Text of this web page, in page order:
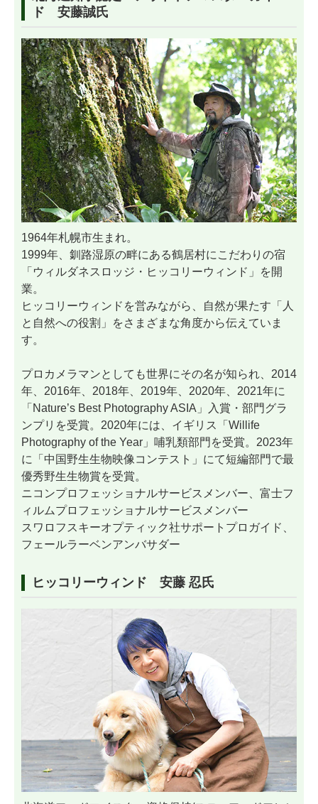
ド 安藤誠氏
1964年札幌市生まれ。
1999年、釧路湿原の畔にある鶴居村にこだわりの宿
「ウィルダネスロッジ・ヒッコリーウィンド」を開
業。
ヒッコリーウィンドを営みながら、自然が果たす「人
と自然への役割」をさまざまな角度から伝えていま
す。
プロカメラマンとしても世界にその名が知られ、2014
年、2016年、2018年、2019年、2020年、2021年に
「Nature’s Best Photography ASIA」入賞・部門グラ
ンプリを受賞。2020年には、イギリス「Willife
Photography of the Year」哺乳類部門を受賞。2023年
に「中国野生生物映像コンテスト」にて短編部門で最
優秀野生生物賞を受賞。
ニコンプロフェッショナルサービスメンバー、富士フ
ィルムプロフェッショナルサービスメンバー
スワロフスキーオプティック社サポートプロガイド、
フェールラーベンアンバサダー
ヒッコリーウィンド 安藤 忍氏